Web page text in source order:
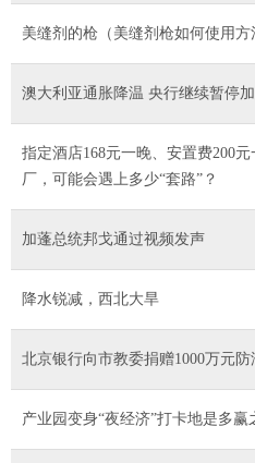
美缝剂的枪（美缝剂枪如何使用方
澳大利亚通胀降温 央行继续暂停
指定酒店168元一晚、安置费200
厂，可能会遇上多少“套路”？
加蓬总统邦戈通过视频发声
降水锐减，西北大旱
北京银行向市教委捐赠1000万元防
产业园变身“夜经济”打卡地是多赢